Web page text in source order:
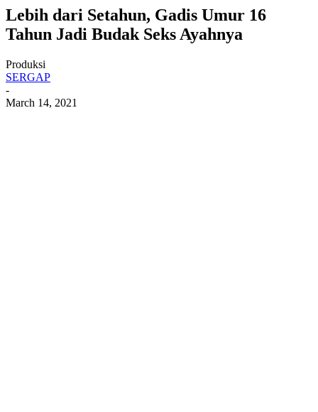
Lebih dari Setahun, Gadis Umur 16
Tahun Jadi Budak Seks Ayahnya
Produksi
SERGAP
-
March 14, 2021